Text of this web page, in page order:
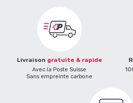
Livraison gratuite & rapide
Avec la Poste Suisse
Sans empreinte carbone